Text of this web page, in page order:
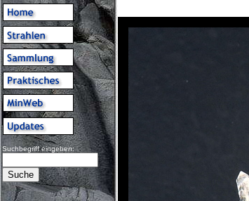
Suchbegriff eingeben: